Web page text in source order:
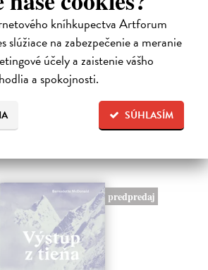
kníhkupectva Artforum
slúžiace na zabezpečenie a meranie
účely a zaistenie vášho
a spokojnosti.
SÚHLASÍM
len málokto svojím prešľapom zmení chod
ktoré zmenili dejiny prináša vtipný a
pochybení, ktorým sa to podarilo –
predpredaj